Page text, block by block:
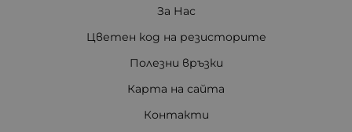
За Нас
Цветен код на резисторите
Полезни връзки
Карта на сайта
Контакти